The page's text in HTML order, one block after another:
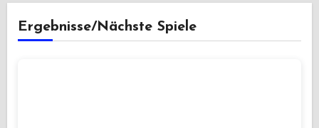
Ergebnisse/Nächste Spiele